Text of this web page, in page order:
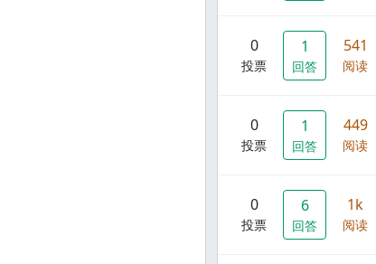
0
投票
1
回答
541
阅读
0
投票
1
回答
449
阅读
0
投票
6
回答
1k
阅读